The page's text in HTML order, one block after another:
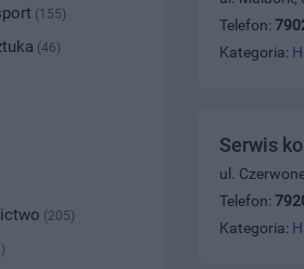
Telefon:
Kategoria:
Serwis
ul.
Telefon:
Kategoria:
(155)
(46)
(205)